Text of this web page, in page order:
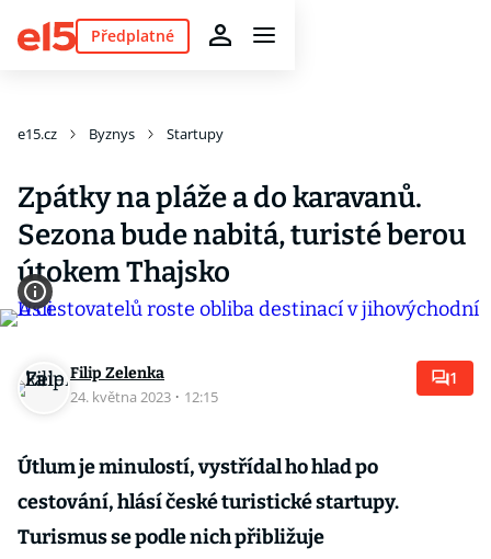
Předplatné
e15.cz Byznys Startupy
Zpátky na pláže a do karavanů.
Sezona bude nabitá, turisté berou
útokem Thajsko
Filip Zelenka
24. května 2023 · 12:15
1
Útlum je minulostí, vystřídal ho hlad po
cestování, hlásí české turistické startupy.
Turismus se podle nich přibližuje